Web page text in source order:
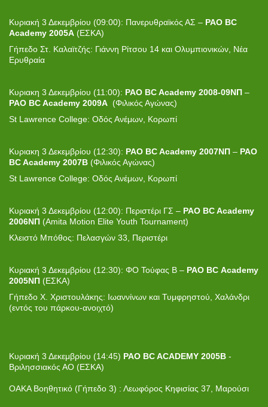
Κυριακή 3 Δεκεμβρίου (09:00): Πανερυθραϊκός ΑΣ – PAO BC
Academy 2005A (ΕΣΚΑ)
Γήπεδο Στ. Καλαϊτζής: Γιάννη Ρίτσου 14 και Ολυμπιονικών, Νέα
Ερυθραία
Κυριακη 3 Δεκεμβρίου (11:00): PAO BCAcademy 2008-09ΝΠ –
PAO BCAcademy 2009A (Φιλικός Αγώνας)
St Lawrence College: Οδός Ανέμων, Κορωπί
Κυριακη 3 Δεκεμβρίου (12:30): PAO BC Academy 2007ΝΠ – PAO
BC Academy 2007Β (Φιλικός Αγώνας)
St Lawrence College: Οδός Ανέμων, Κορωπί
Κυριακή 3 Δεκεμβρίου (12:00): Περιστέρι ΓΣ – PAO BC Academy
2006ΝΠ (Amita Motion Elite Youth Tournament)
Κλειστό Μπόθος: Πελασγών 33, Περιστέρι
Κυριακή 3 Δεκεμβρίου (12:30): ΦΟ Τούφας Β – PAO BC Academy
2005NΠ (ΕΣΚΑ)
Γήπεδο Χ. Χριστουλάκης: Ιωαννίνων και Τυμφρηστού, Χαλάνδρι
(εντός του πάρκου-ανοιχτό)
Κυριακή 3 Δεκεμβρίου (14:45) PAO BC ACADEMY 2005B -
Βριλησσιακός ΑΟ (ΕΣΚΑ)
ΟΑΚΑ Βοηθητικό (Γήπεδο 3) : Λεωφόρος Κηφισίας 37, Μαρούσι